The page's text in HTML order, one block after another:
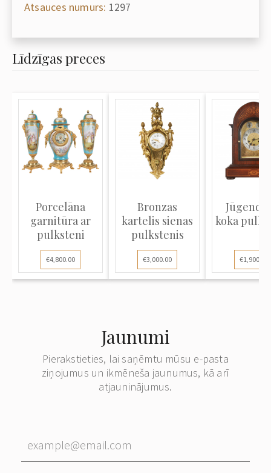
Atsauces numurs: 1297
Līdzīgas preces
Porcelāna
garnitūra ar
pulksteni
€4,800.00
Bronzas
kartelis sienas
pulkstenis
€3,000.00
koka
€1,900.00
Jaunumi
Pierakstieties, lai saņēmtu mūsu e-pasta
ziņojumus un ikmēneša jaunumus, kā arī
atjauninājumus.